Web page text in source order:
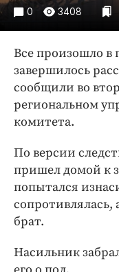
ПРОЕКТЫ
Издания
Интересное
Клиника года
0 3408
Все произошло в
завершилось
сообщили во
региональном
комитета.
По версии
пришел домой к
попытался
брат.
Насильник